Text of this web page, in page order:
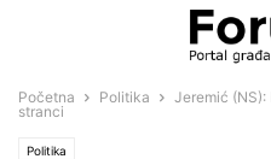
Početna Politika
Jeremić
stranci
Politika